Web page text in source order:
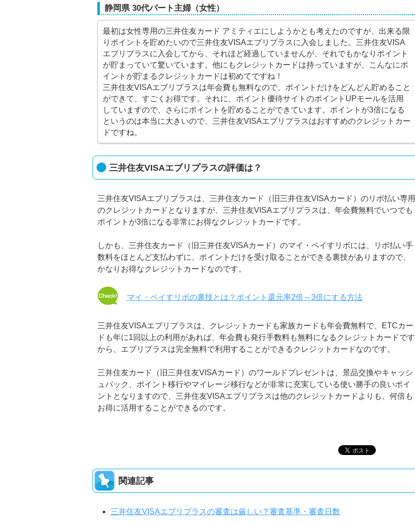
静岡県 30代パート主婦（女性）
最初は女性専用の三井住友カード アミティエにしようかとも考えたのですが、出来る限
りポイントを貯めたいので三井住友VISAエブリプラスに入会しました。三井住友VISA
エブリプラスに入会してから、それほど経過していませんが、それでもかなりポイント
が貯まっていて驚いています。他にもクレジットカードは持っていますが、こんなにポ
イントが貯まるクレジットカードは初めてですね！
三井住友VISAエブリプラスは年会費も無料なので、ポイントだけをどんどん貯めること
ができて、すごくお得です。それに、ポイント優待サイトのポイントUPモールを活用
していますので、さらにポイントを貯めることができています。ポイントが3倍になる
というのは本当に大きいので、三井住友VISAエブリプラスはおすすめのクレジットカー
ドですね。
三井住友VISAエブリプラスの評価は？
三井住友VISAエブリプラスは、三井住友カード（旧三井住友VISAカード）のリボ払い専用
のクレジットカードとなりますが、三井住友VISAエブリプラスは、年会費無料でいつでも
ポイントが3倍になる非常にお得なクレジットカードです。
しかも、三井住友カード（旧三井住友VISAカード）のマイ・ペイすリボには、リボ払い手
数料をほとんど支払わずに、ポイントだけを受け取ることができる裏技がありますので、
かなりお得なクレジットカードなのです。
マイ・ペイすリボの裏技とは？ポイント還元率2倍～3倍にする方法
三井住友VISAエブリプラスは、クレジットカードも家族カードも年会費無料で、ETCカー
ドも年に1回以上の利用があれば、年会費も発行手数料も無料になるクレジットカードです
から、エブリプラスは完全無料で利用することができるクレジットカードなのです。
三井住友カード（旧三井住友VISAカード）のワールドプレゼントは、景品交換やキャッシ
ュバック、ポイント移行やマイレージ移行などが非常に充実している使い勝手の良いポイ
ントとなりますので、三井住友VISAエブリプラスは他のクレジットカードよりも、何倍も
お得に活用することができるのです。
関連記事
三井住友VISAエブリプラスの審査は厳しい？審査基準・審査日数